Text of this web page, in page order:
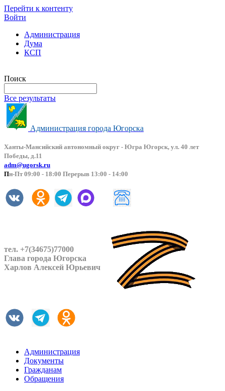
Перейти к контенту
Войти
Администрация
Дума
КСП
Поиск
Все результаты
Администрация города Югорска
Ханты-Мансийский автономный округ - Югра Югорск, ул. 40 лет
Победы, д.11
adm@ugorsk.ru
Пн-Пт 09:00 - 18:00 Перерыв 13:00 - 14:00
тел. +7(34675)77000
Глава города Югорска
Харлов Алексей Юрьевич
Администрация
Документы
Гражданам
Обращения